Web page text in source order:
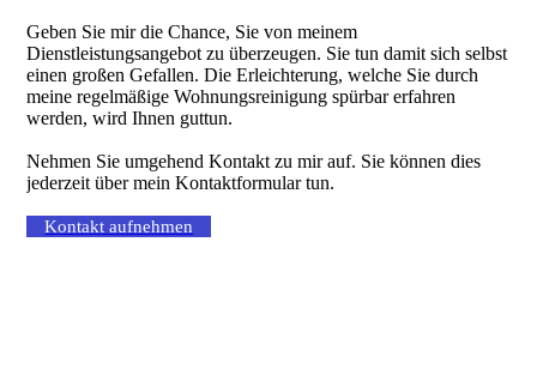
Geben Sie mir die Chance, Sie von meinem
Dienstleistungsangebot zu überzeugen. Sie tun damit sich selbst
einen großen Gefallen. Die Erleichterung, welche Sie durch
meine regelmäßige Wohnungsreinigung spürbar erfahren
werden, wird Ihnen guttun.
Nehmen Sie umgehend Kontakt zu mir auf. Sie können dies
jederzeit über mein Kontaktformular tun.
Kontakt aufnehmen